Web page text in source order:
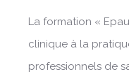
La formation «
clinique à la
professionnels de